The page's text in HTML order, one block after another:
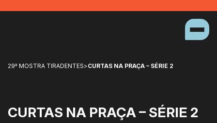
29ª MOSTRA TIRADENTES>CURTAS NA PRAÇA – SÉRIE 2
CURTAS NA PRAÇA – SÉRIE 2